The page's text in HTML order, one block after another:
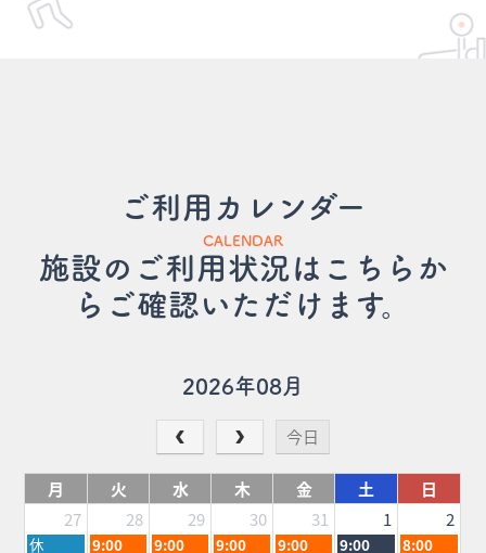
ご利用カレンダー
CALENDAR
施設のご利用状況はこちらか
らご確認いただけます。
2026年08月
今日
月 火 水 木 金 土
日
27
28 29 30 31 1 2
月
休
火
9:00
水
9:00
木
9:00
金
9:00
土
9:00
日
8:00